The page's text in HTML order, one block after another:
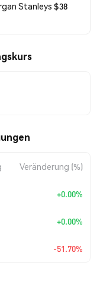
Stanleys $38
Veränderung (%)
+0.00%
+0.00%
-51.70%